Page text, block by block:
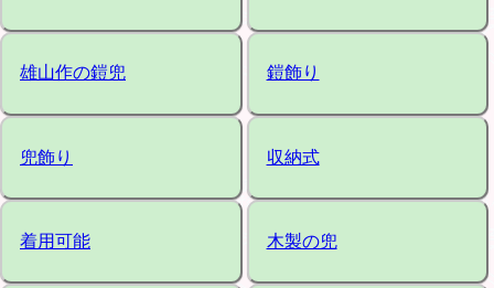
雄山作の鎧兜 鎧飾り
兜飾り 収納式
着用可能 木製の兜